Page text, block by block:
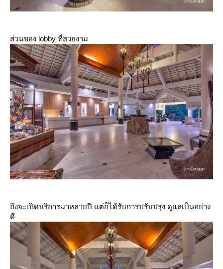
ส่วนของ lobby ที่สวยงาม
ถึงจะเปิดบริการมาหลายปี แต่ก็ได้รับการปรับปรุง ดูแลเป็นอย่าง
ดี